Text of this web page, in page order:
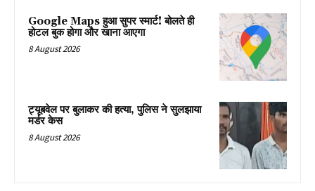
Google Maps हुआ सुपर स्मार्ट! बोलते ही
होटल बुक होगा और खाना आएगा
8 August 2026
ट्यूबवेल पर बुलाकर की हत्या, पुलिस ने सुलझाया
मर्डर केस
8 August 2026